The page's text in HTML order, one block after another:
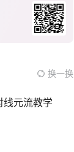
换一换
线元流教学